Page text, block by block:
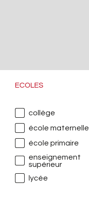
ECOLES
collège
école maternelle
école primaire
enseignement
supérieur
lycée